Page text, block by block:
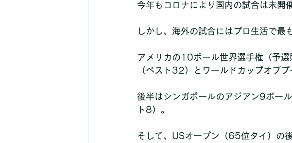
今年もコロナにより国内の試合は未開
しかし、海外の試合にはプロ生活で最
アメリカの10ボール世界選手権（予
（ベスト32）とワールドカップオブプ
後半はシンガポールのアジアン9ボー
ト8）。
そして、USオープン（65位タイ）の